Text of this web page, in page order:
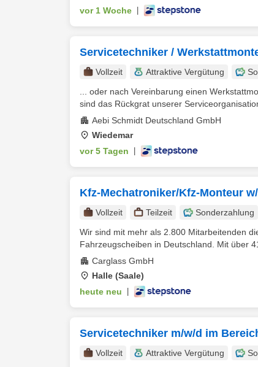
vor 1 Woche
Servicetechniker /
Vollzeit Attraktive Vergütung
... oder nach Vereinbarung einen
sind das Rückgrat unserer
Aebi Schmidt Deutschland GmbH
Wiedemar
vor 5 Tagen
Kfz-Mechatroniker/Kfz-Monteur
Vollzeit Teilzeit
Sonderzahlung
Wir sind mit mehr als 2.800 Mitarbeitenden
Fahrzeugscheiben in Deutschland. Mit über
Carglass GmbH
Halle (Saale)
heute neu
Servicetechniker m/w/d im
Vollzeit Attraktive Vergütung